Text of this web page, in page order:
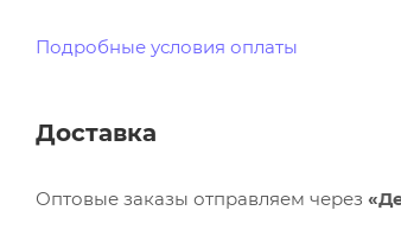
Подробные условия оплаты
Доставка
Оптовые заказы отправляем через